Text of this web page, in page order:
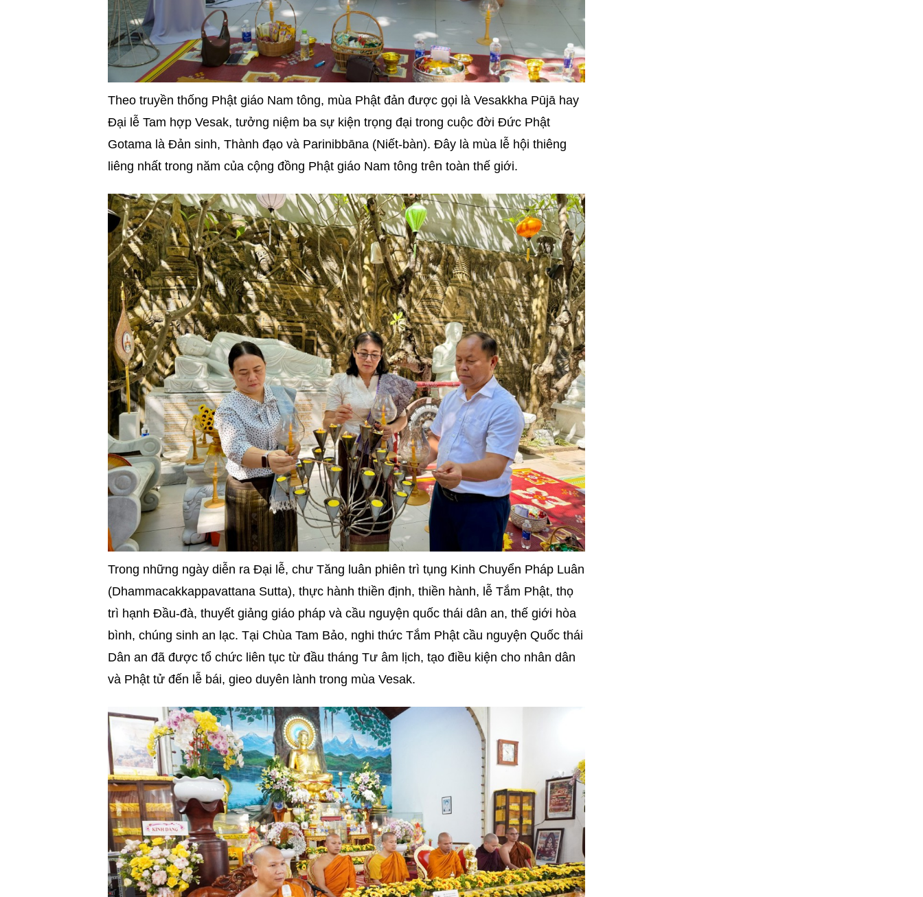
Theo truyền thống Phật giáo Nam tông, mùa Phật đản được gọi là Vesakkha Pūjā hay
Đại lễ Tam hợp Vesak, tưởng niệm ba sự kiện trọng đại trong cuộc đời Đức Phật
Gotama là Đản sinh, Thành đạo và Parinibbāna (Niết-bàn). Đây là mùa lễ hội thiêng
liêng nhất trong năm của cộng đồng Phật giáo Nam tông trên toàn thế giới.
Trong những ngày diễn ra Đại lễ, chư Tăng luân phiên trì tụng Kinh Chuyển Pháp Luân
(Dhammacakkappavattana Sutta), thực hành thiền định, thiền hành, lễ Tắm Phật, thọ
trì hạnh Đầu-đà, thuyết giảng giáo pháp và cầu nguyện quốc thái dân an, thế giới hòa
bình, chúng sinh an lạc. Tại Chùa Tam Bảo, nghi thức Tắm Phật cầu nguyện Quốc thái
Dân an đã được tổ chức liên tục từ đầu tháng Tư âm lịch, tạo điều kiện cho nhân dân
và Phật tử đến lễ bái, gieo duyên lành trong mùa Vesak.